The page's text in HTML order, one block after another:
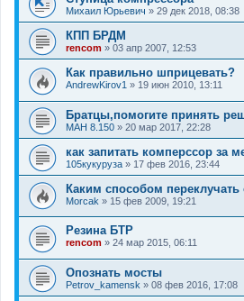
Михаил Юрьевич » 29 дек 2018, 08:38
КПП БРДМ
rencom » 03 апр 2007, 12:53
Как правильно шприцевать?
AndrewKirov1 » 19 июн 2010, 13:11
Братцы,помогите принять
МАН 8.150 » 20 мар 2017, 22:28
как запитать комперссор за
105кукуруза » 17 фев 2016, 23:44
Каким способом
Morcak » 15 фев 2009, 19:21
Резина БТР
rencom » 24 мар 2015, 06:11
Опознать мосты
Petrov_kamensk » 08 фев 2016, 17:08